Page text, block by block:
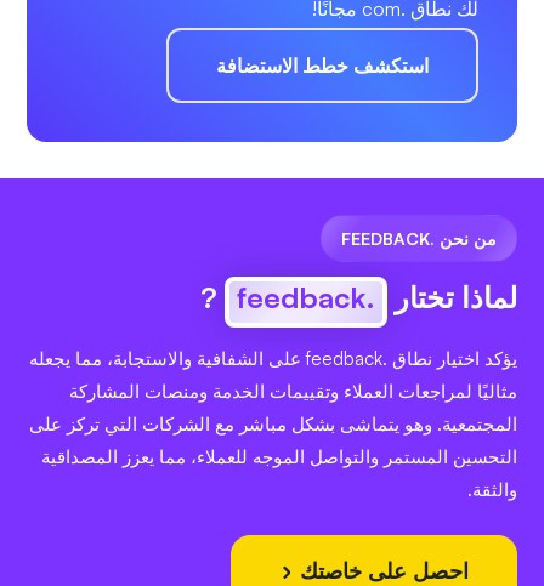
لك نطاق .com مجانًا!
استكشف خطط الاستضافة
من نحن .FEEDBACK
لماذا تختار .feedback
?
يؤكد اختيار نطاق .feedback على الشفافية والاستجابة، مما يجعله
مثاليًا لمراجعات العملاء وتقييمات الخدمة ومنصات المشاركة
المجتمعية. وهو يتماشى بشكل مباشر مع الشركات التي تركز على
التحسين المستمر والتواصل الموجه للعملاء، مما يعزز المصداقية
والثقة.
احصل على خاصتك